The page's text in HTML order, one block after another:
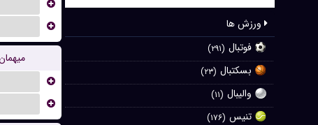
ورزش ها
فوتبال (۲۹۱)
بسکتبال (۲۳)
والیبال (۱۱)
تنیس (۱۷۶)